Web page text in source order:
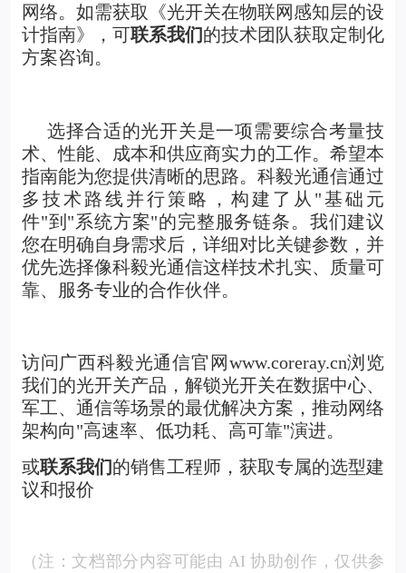
网络。如需获取
《光开关在物联网感知层的设
计指南》
，可联系我们的技术团队获取定制化
方案咨询。
选择合适的光开关是一项需要综合考量技
术、性能、成本和供应商实力的工作。希望本
指南能为您提供清晰的思路。科毅光通信通过
多技术路线并行策略，构建了从"基础元
件"到"系统方案"的完整服务链条。 我们建议
您在明确自身需求后，详细对比关键参数，并
优先选择像科毅光通信这样技术扎实、质量可
靠、服务专业的合作伙伴。
访问广西科毅光通信官网www.coreray.cn浏览
我们的光开关产品 ，解锁光开关在数据中心、
军工、通信等场景的最优解决方案，推动网络
架构向"高速率、低功耗、高可靠"演进。
或联系我们的销售工程师，获取专属的选型建
议和报价
（注：文档部分内容可能由 AI 协助创作，仅供参